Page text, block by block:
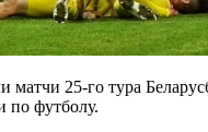
матчи 25-го тура
по футболу.